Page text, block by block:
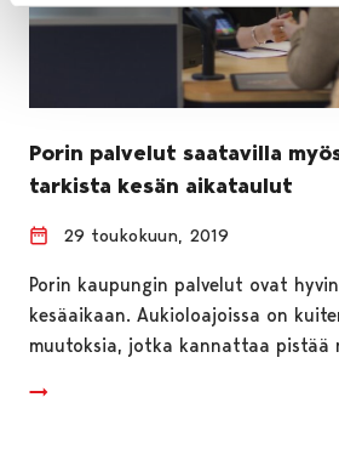
Porin palvelut saatavilla
tarkista kesän aikataulut
29 toukokuun, 2019
Porin kaupungin palvelut ovat
kesäaikaan. Aukioloajoissa on
muutoksia, jotka kannattaa pistää